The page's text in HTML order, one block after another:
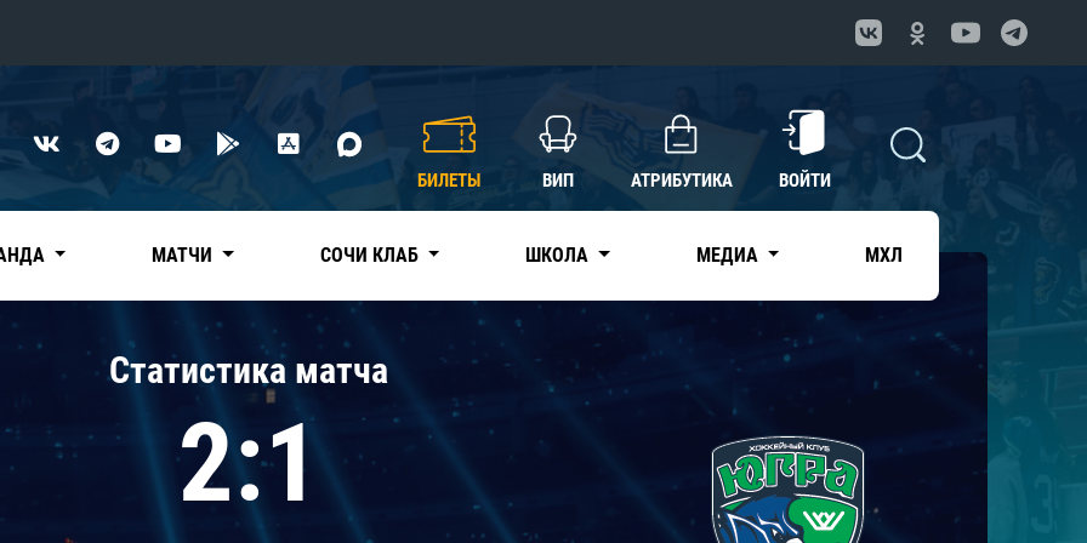
Трактор
Дивизион Чернышева
БИЛЕТЫ ВИП АТРИБУТИКА ВОЙТИ
МАТЧИ СОЧИ КЛАБ ШКОЛА МЕДИА МХЛ
Статистика матча
2:1